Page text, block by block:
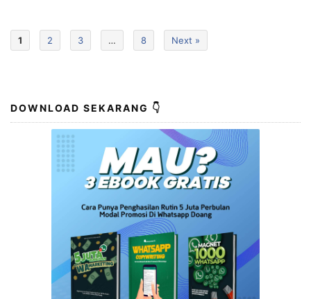
1 2 3 … 8 Next »
DOWNLOAD SEKARANG 👇